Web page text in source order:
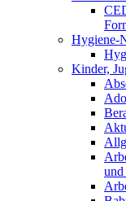
Hygiene-
Kinder,
und